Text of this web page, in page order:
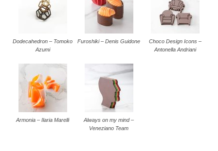
Dodecahedron – Tomoko
Azumi
Furoshiki – Denis Guidone
Choco Design Icons –
Antonella Andriani
Armonia – Ilaria Marelli
Always on my mind –
Veneziano Team